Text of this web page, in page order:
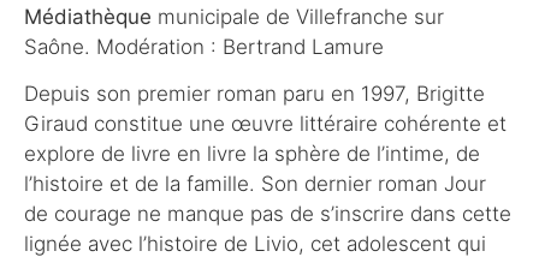
Médiathèque municipale de Villefranche sur
Saône. Modération : Bertrand Lamure
Depuis son premier roman paru en 1997, Brigitte
Giraud constitue une œuvre littéraire cohérente et
explore de livre en livre la sphère de l’intime, de
l’histoire et de la famille. Son dernier roman Jour
de courage ne manque pas de s’inscrire dans cette
lignée avec l’histoire de Livio, cet adolescent qui